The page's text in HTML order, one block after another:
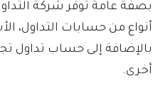
بصفة عامة توفر شركة
أنواع من حسابات التداول،
بالإضافة إلى حساب تداول
أخرى.